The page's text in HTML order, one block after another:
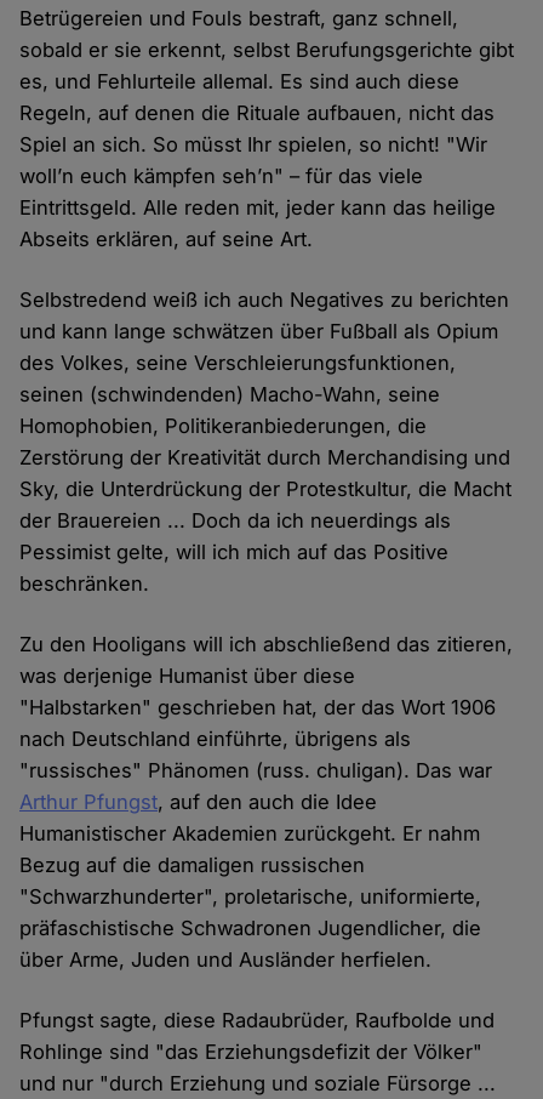
Betrügereien und Fouls bestraft, ganz schnell,
sobald er sie erkennt, selbst Berufungsgerichte gibt
es, und Fehlurteile allemal. Es sind auch diese
Regeln, auf denen die Rituale aufbauen, nicht das
Spiel an sich. So müsst Ihr spielen, so nicht! "Wir
woll’n euch kämpfen seh’n" – für das viele
Eintrittsgeld. Alle reden mit, jeder kann das heilige
Abseits erklären, auf seine Art.
Selbstredend weiß ich auch Negatives zu berichten
und kann lange schwätzen über Fußball als Opium
des Volkes, seine Verschleierungsfunktionen,
seinen (schwindenden) Macho-Wahn, seine
Homophobien, Politikeranbiederungen, die
Zerstörung der Kreativität durch Merchandising und
Sky, die Unterdrückung der Protestkultur, die Macht
der Brauereien ... Doch da ich neuerdings als
Pessimist gelte, will ich mich auf das Positive
beschränken.
Zu den Hooligans will ich abschließend das zitieren,
was derjenige Humanist über diese
"Halbstarken" geschrieben hat, der das Wort 1906
nach Deutschland einführte, übrigens als
"russisches" Phänomen (russ. chuligan). Das war
Arthur Pfungst, auf den auch die Idee
Humanistischer Akademien zurückgeht. Er nahm
Bezug auf die damaligen russischen
"Schwarzhunderter", proletarische, uniformierte,
präfaschistische Schwadronen Jugendlicher, die
über Arme, Juden und Ausländer herfielen.
Pfungst sagte, diese Radaubrüder, Raufbolde und
Rohlinge sind "das Erziehungsdefizit der Völker"
und nur "durch Erziehung und soziale Fürsorge ...